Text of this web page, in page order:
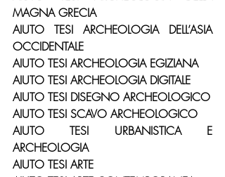
MAGNA GRECIA
AIUTO TESI ARCHEOLOGIA DELL’ASIA
OCCIDENTALE
AIUTO TESI ARCHEOLOGIA EGIZIANA
AIUTO TESI ARCHEOLOGIA DIGITALE
AIUTO TESI DISEGNO ARCHEOLOGICO
AIUTO TESI SCAVO ARCHEOLOGICO
AIUTO TESI URBANISTICA E
ARCHEOLOGIA
AIUTO TESI ARTE